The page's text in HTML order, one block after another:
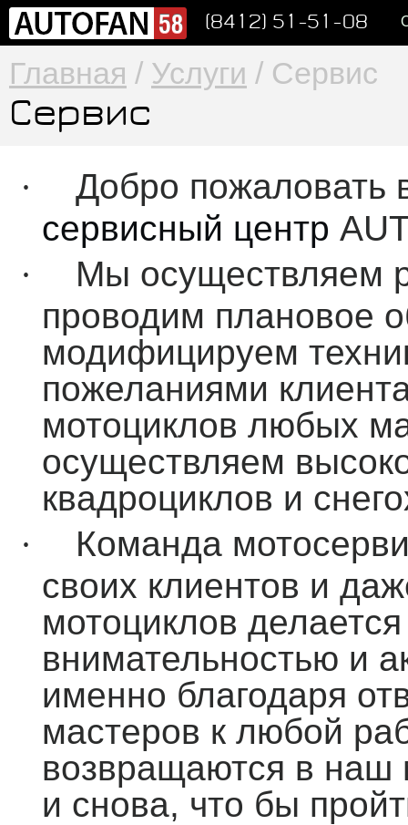
(8412) 51-51-08
Главная / Услуги / Сервис
Сервис
·
Добро
сервисный центр
·
Мы осуществляем
проводим плановое
модифицируем
пожеланиями
мотоциклов любых
осуществляем
квадроциклов и
·
Команда
своих клиентов и
мотоциклов
внимательностью и
именно благодаря
мастеров к любой
возвращаются в наш
и снова, что бы